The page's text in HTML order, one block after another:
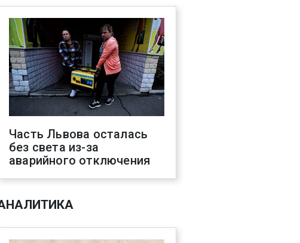
Часть Львова осталась
без света из-за
аварийного отключения